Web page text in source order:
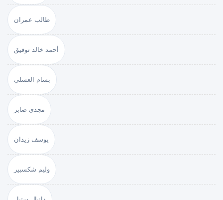
طالب عمران
أحمد خالد توفيق
بسام العسلي
مجدي صابر
يوسف زيدان
وليم شكسبير